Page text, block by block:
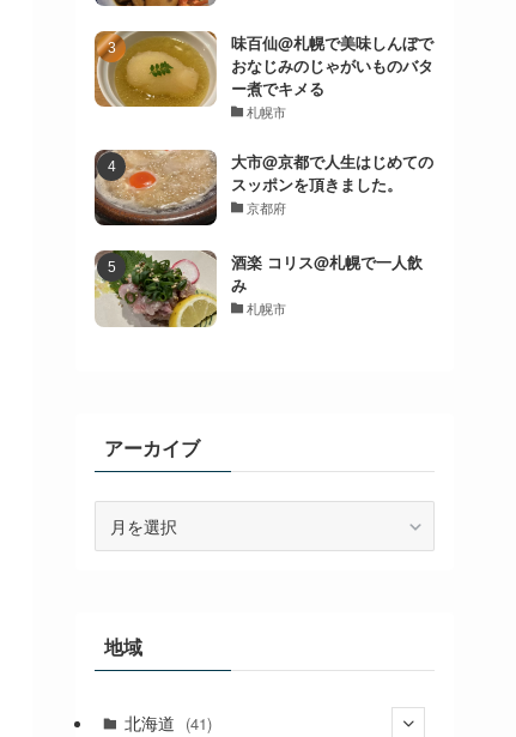
味百仙@札幌で美味しんぼで
おなじみのじゃがいものバタ
ー煮でキメる
札幌市
大市@京都で人生はじめての
スッポンを頂きました。
京都府
酒楽 コリス@札幌で一人飲
み
札幌市
アーカイブ
地域
北海道 (41)